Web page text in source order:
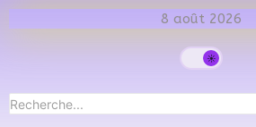
8 août 2026